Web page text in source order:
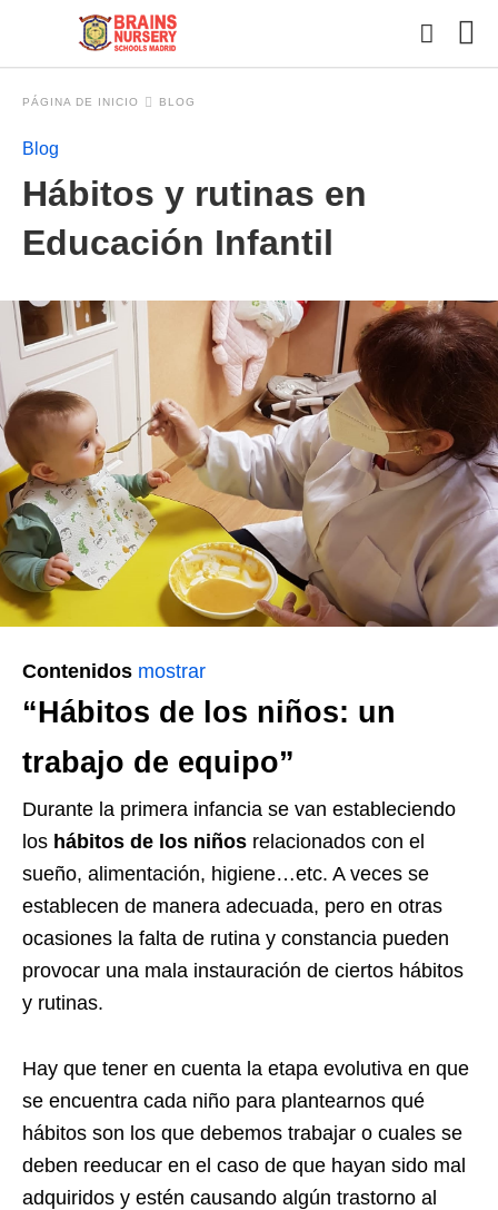
PÁGINA DE INICIO BLOG
Blog
Hábitos y rutinas en
Educación Infantil
Contenidos mostrar
“Hábitos de los niños: un
trabajo de equipo”
Durante la primera infancia se van estableciendo
los hábitos de los niños relacionados con el
sueño, alimentación, higiene…etc. A veces se
establecen de manera adecuada, pero en otras
ocasiones la falta de rutina y constancia pueden
provocar una mala instauración de ciertos hábitos
y rutinas.
Hay que tener en cuenta la etapa evolutiva en que
se encuentra cada niño para plantearnos qué
hábitos son los que debemos trabajar o cuales se
deben reeducar en el caso de que hayan sido mal
adquiridos y estén causando algún trastorno al